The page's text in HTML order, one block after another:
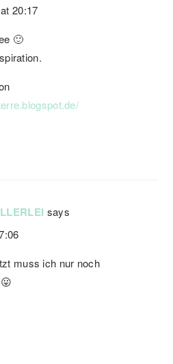
20:17
🙂
says
muss ich nur noch